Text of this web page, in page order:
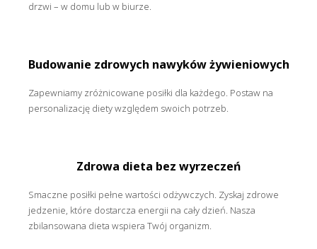
drzwi – w domu lub w biurze.
Budowanie zdrowych nawyków żywieniowych
Zapewniamy zróżnicowane posiłki dla każdego. Postaw na
personalizację diety względem swoich potrzeb.
Zdrowa dieta bez wyrzeczeń
Smaczne posiłki pełne wartości odżywczych. Zyskaj zdrowe
jedzenie, które dostarcza energii na cały dzień. Nasza
zbilansowana dieta wspiera Twój organizm.